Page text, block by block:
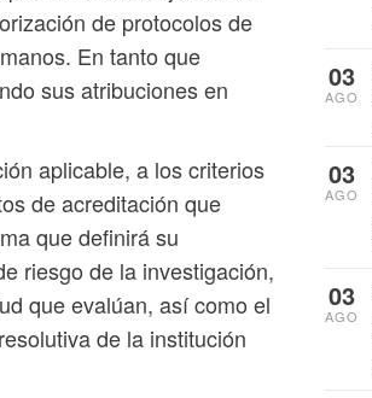
de protocolos de
En tanto que
sus atribuciones en
aplicable, a los criterios
de acreditación que
que definirá su
riesgo de la investigación,
que evalúan, así como el
de la institución
03
AGO
03
AGO
03
AGO